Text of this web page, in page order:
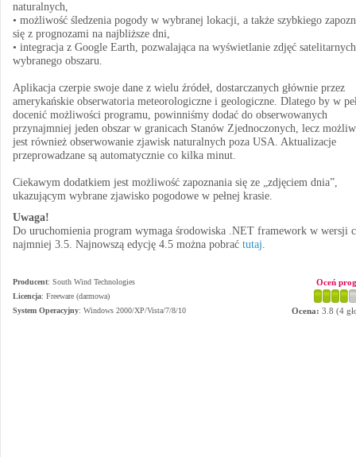
naturalnych,
• możliwość śledzenia pogody w wybranej lokacji, a także szybkiego
się z prognozami na najbliższe dni,
• integracja z Google Earth, pozwalająca na wyświetlanie zdjęć satelitarnych
wybranego obszaru.
Aplikacja czerpie swoje dane z wielu źródeł, dostarczanych głównie przez
amerykańskie obserwatoria meteorologiczne i geologiczne. Dlatego by w
docenić możliwości programu, powinniśmy dodać do obserwowanych
przynajmniej jeden obszar w granicach Stanów Zjednoczonych, lecz
jest również obserwowanie zjawisk naturalnych poza USA. Aktualizacje
przeprowadzane są automatycznie co kilka minut.
Ciekawym dodatkiem jest możliwość zapoznania się ze „zdjęciem dnia”,
ukazującym wybrane zjawisko pogodowe w pełnej krasie.
Uwaga!
Do uruchomienia program wymaga środowiska .NET framework w wersji
najmniej 3.5. Najnowszą edycję 4.5 można pobrać tutaj.
Producent: South Wind Technologies
Licencja: Freeware (darmowa)
System Operacyjny: Windows 2000/XP/Vista/7/8/10
Oceń
Ocena: 3.8 (4